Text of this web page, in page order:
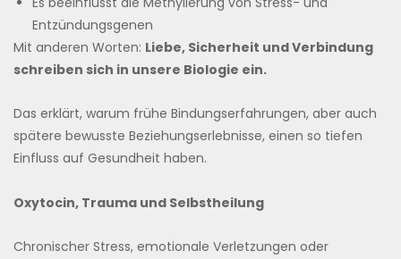
Entzündungsgenen
Mit anderen Worten: Liebe, Sicherheit und Verbindung
schreiben sich in unsere Biologie ein.
Das erklärt, warum frühe Bindungserfahrungen, aber auch
spätere bewusste Beziehungserlebnisse, einen so tiefen
Einfluss auf Gesundheit haben.
Oxytocin, Trauma und Selbstheilung
Chronischer Stress, emotionale Verletzungen oder